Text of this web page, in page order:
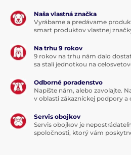
Naša vlastná značka
Vyrábame a predávame
smart produktov vlastnej
Na trhu 9 rokov
9 rokov na trhu nám dalo
sa stali jednotkou na
Odborné poradenstvo
Napíšte nám, alebo zavolajte.
v oblasti zákazníckej podpory
Servis obojkov
Servis obojkov je
spoločnosti, ktorý vám